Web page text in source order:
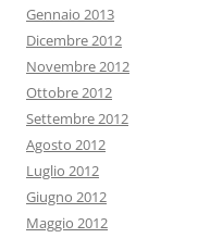
Gennaio 2013
Dicembre 2012
Novembre 2012
Ottobre 2012
Settembre 2012
Agosto 2012
Luglio 2012
Giugno 2012
Maggio 2012